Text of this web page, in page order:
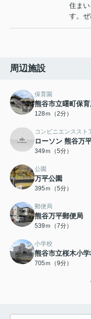
住ま
す。ぜ
周辺施設
保育園
熊谷市立曙町保
128ｍ（2分）
コンビニエンススト
ローソン 熊谷万
349ｍ（5分）
公園
万平公園
395ｍ（5分）
郵便局
熊谷万平郵便局
539ｍ（7分）
小学校
熊谷市立桜木小
705ｍ（9分）